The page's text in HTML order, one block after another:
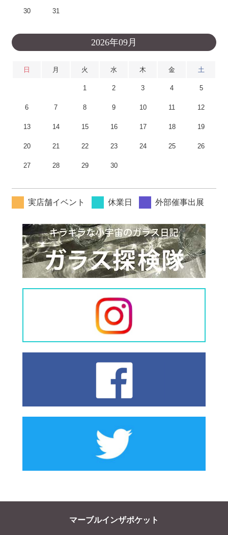
30 31
2026年09月
日 月 火 水 木 金 土
1 2 3 4 5
6 7 8 9 10 11 12
13 14 15 16 17 18 19
20 21 22 23 24 25 26
27 28 29 30
実店舗イベント 休業日 外部催事出展
マーブルインザポケット